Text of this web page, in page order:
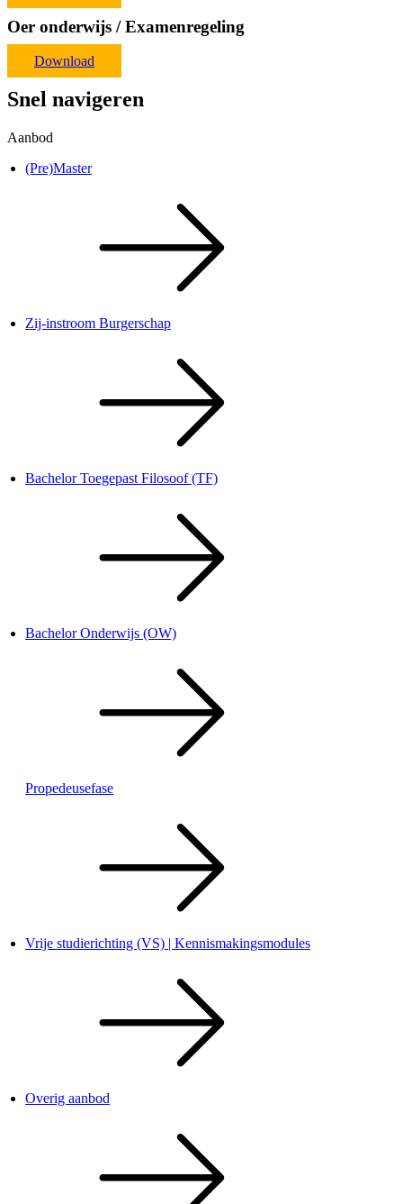
Oer onderwijs / Examenregeling
Download
Snel navigeren
Aanbod
(Pre)Master
Zij-instroom Burgerschap
Bachelor Toegepast Filosoof (TF)
Bachelor Onderwijs (OW)
Propedeusefase
Vrije studierichting (VS) | Kennismakingsmodules
Overig aanbod